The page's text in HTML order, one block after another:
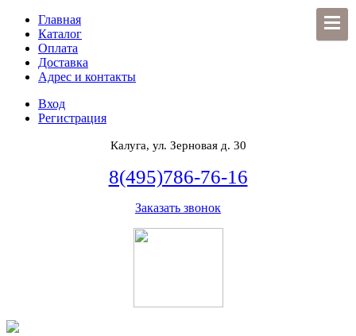
Главная
Каталог
Оплата
Доставка
Адрес и контакты
Вход
Регистрация
Калуга, ул. Зерновая д. 30
8(495)786-76-16
Заказать звонок